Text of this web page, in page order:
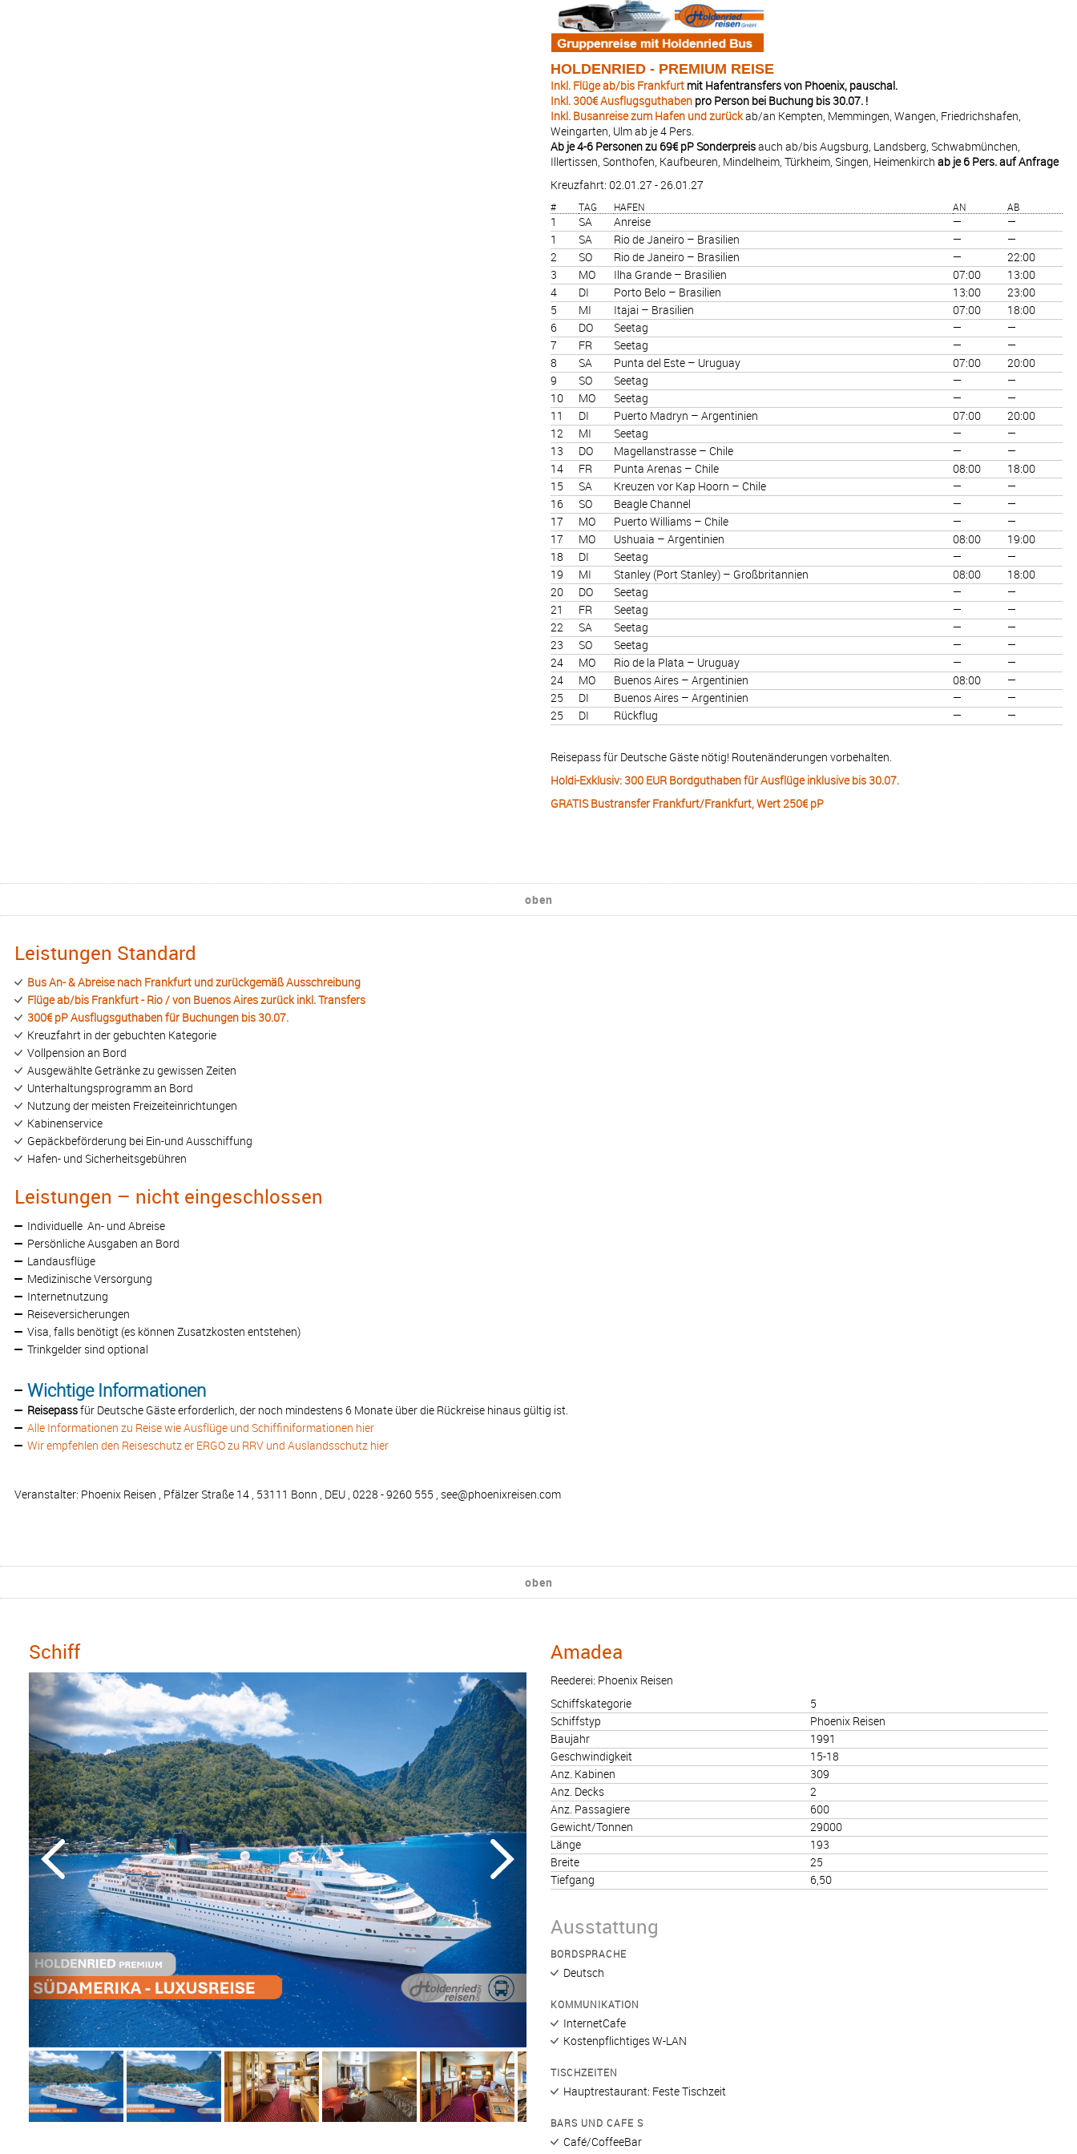
HOLDENRIED - PREMIUM REISE
Inkl. Flüge ab/bis Frankfurt mit Hafentransfers von Phoenix, pauschal.
Inkl. 300€ Ausflugsguthaben pro Person bei Buchung bis 30.07. !
Inkl. Busanreise zum Hafen und zurückab/an Kempten, Memmingen, Wangen, Friedrichshafen,
Weingarten, Ulm ab je 4 Pers.
Ab je 4-6 Personen zu 69€ pP Sonderpreisauch ab/bis Augsburg, Landsberg, Schwabmünchen,
Illertissen, Sonthofen, Kaufbeuren, Mindelheim, Türkheim, Singen, Heimenkirch ab je 6 Pers. auf Anfrage
Kreuzfahrt: 02.01.27 - 26.01.27
# TAG HAFEN AN AB
1 SA Anreise —
—
1
SA Rio de Janeiro – Brasilien —
—
2
SO Rio de Janeiro – Brasilien —
22:00
3
MO Ilha Grande – Brasilien 07:00
13:00
4
DI Porto Belo – Brasilien 13:00
23:00
5
MI Itajai – Brasilien 07:00
18:00
6
DO Seetag —
—
7
FR Seetag —
—
8
SA Punta del Este – Uruguay 07:00
20:00
9
SO Seetag —
—
10
MO Seetag —
—
11
DI Puerto Madryn – Argentinien 07:00
20:00
12
MI Seetag —
—
13
DO Magellanstrasse – Chile —
—
14
FR Punta Arenas – Chile 08:00
18:00
15
SA Kreuzen vor Kap Hoorn – Chile —
—
16
SO Beagle Channel —
—
17
MO Puerto Williams – Chile —
—
17
MO Ushuaia – Argentinien 08:00
19:00
18
DI Seetag —
—
19
MI Stanley (Port Stanley) – Großbritannien 08:00
18:00
20
DO Seetag —
—
21
FR Seetag —
—
22
SA Seetag —
—
23
SO Seetag —
—
24
MO Rio de la Plata – Uruguay —
—
24
MO Buenos Aires – Argentinien 08:00
—
25
DI Buenos Aires – Argentinien —
—
25
DI Rückflug — —
Reisepass für Deutsche Gäste nötig! Routenänderungen vorbehalten.
Holdi-Exklusiv: 300 EUR Bordguthaben für Ausflüge inklusive bis 30.07.
GRATIS Bustransfer Frankfurt/Frankfurt, Wert 250€ pP
oben
Leistungen Standard
Bus An- & Abreise nach Frankfurt und zurückgemäß Ausschreibung
Flüge ab/bis Frankfurt - Rio / von Buenos Aires zurück inkl. Transfers
300€ pP Ausflugsguthaben für Buchungen bis 30.07.
Kreuzfahrt in der gebuchten Kategorie
Vollpension an Bord
Ausgewählte Getränke zu gewissen Zeiten
Unterhaltungsprogramm an Bord
Nutzung der meisten Freizeiteinrichtungen
Kabinenservice
Gepäckbeförderung bei Ein-und Ausschiffung
Hafen- und Sicherheitsgebühren
Leistungen – nicht eingeschlossen
Individuelle An- und Abreise
Persönliche Ausgaben an Bord
Landausflüge
Medizinische Versorgung
Internetnutzung
Reiseversicherungen
Visa, falls benötigt (es können Zusatzkosten entstehen)
Trinkgelder sind optional
Wichtige Informationen
Reisepassfür Deutsche Gäste erforderlich, der noch mindestens 6 Monate über die Rückreise hinaus gültig ist.
Alle Informationen zu Reise wie Ausflüge und Schiffiniformationen hier
Wir empfehlen den Reiseschutz er ERGO zu RRV und Auslandsschutz hier
Veranstalter: Phoenix Reisen , Pfälzer Straße 14 , 53111 Bonn , DEU , 0228 - 9260 555 , see@phoenixreisen.com
oben
Schiff Amadea
Reederei: Phoenix Reisen
Schiffskategorie
5
Schiffstyp
Phoenix Reisen
Baujahr
1991
Geschwindigkeit
15-18
Anz. Kabinen
309
Anz. Decks
2
Anz. Passagiere
600
Gewicht/Tonnen
29000
Länge
193
Breite
25
Tiefgang
6,50
Ausstattung
BORDSPRACHE
Deutsch
KOMMUNIKATION
InternetCafe
Kostenpflichtiges W-LAN
TISCHZEITEN
Hauptrestaurant: Feste Tischzeit
BARS UND CAFE S
Café/CoffeeBar